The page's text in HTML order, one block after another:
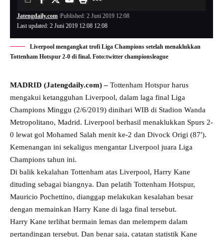
Last updated: 2 Juni 2019 12:08 12:08
Jatengdaily.com Published: 2 Juni 2019 12:08
Liverpool mengangkat trofi Liga Champions setelah menaklukkan
Tottenham Hotspur 2-0 di final. Foto:twitter championsleague
MADRID (Jatengdaily.com) – Tottenham Hotspur harus
mengakui ketangguhan Liverpool, dalam laga final Liga
Champions Minggu (2/6/2019) dinihari WIB di Stadion Wanda
Metropolitano, Madrid. Liverpool berhasil menaklukkan Spurs 2-
0 lewat gol Mohamed Salah menit ke-2 dan Divock Origi (87′).
Kemenangan ini sekaligus mengantar Liverpool juara Liga
Champions tahun ini.
Di balik kekalahan Tottenham atas Liverpool, Harry Kane
dituding sebagai biangnya. Dan pelatih Tottenham Hotspur,
Mauricio Pochettino, dianggap melakukan kesalahan besar
dengan memainkan Harry Kane di laga final tersebut.
Harry Kane terlihat bermain lemas dan melempem dalam
pertandingan tersebut. Dan benar saja, catatan statistik Kane